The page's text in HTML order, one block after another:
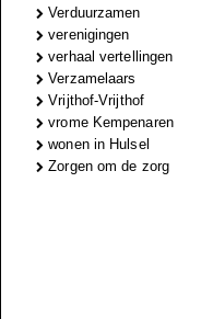
Verduurzamen
verenigingen
verhaal vertellingen
Verzamelaars
Vrijthof-Vrijthof
vrome Kempenaren
wonen in Hulsel
Zorgen om de zorg